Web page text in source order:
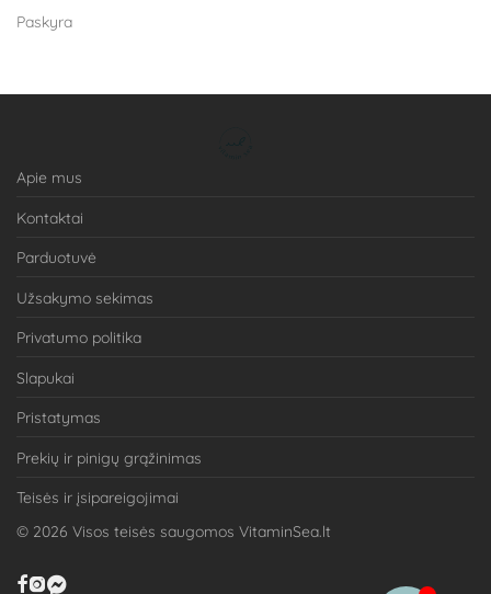
Paskyra
Apie mus
Kontaktai
Parduotuvė
Užsakymo sekimas
Privatumo politika
Slapukai
Pristatymas
Prekių ir pinigų grąžinimas
Teisės ir įsipareigojimai
© 2026 Visos teisės saugomos VitaminSea.lt